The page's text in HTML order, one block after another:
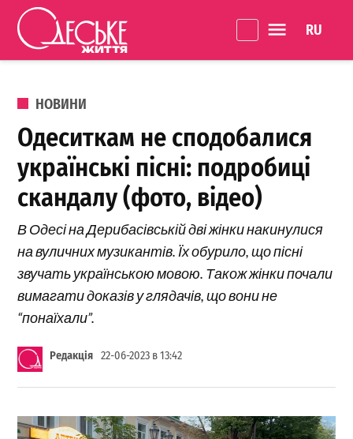
Перейти до вмісту
Життя
ОПУБЛІКОВАНО В
НОВИНИ
Одеситкам не сподобалися
українські пісні: подробиці
скандалу (фото, відео)
В Одесі на Дерибасівській дві жінки накинулися
на вуличних музикантів. Їх обурило, що пісні
звучать українською мовою. Також жінки почали
вимагати доказів у глядачів, що вони не
“понаїхали”.
Редакція 22-06-2023 в 13:42